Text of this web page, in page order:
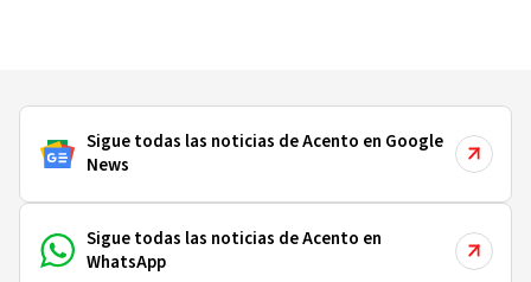
Sigue todas las noticias de Acento en Google
News
Sigue todas las noticias de Acento en
WhatsApp